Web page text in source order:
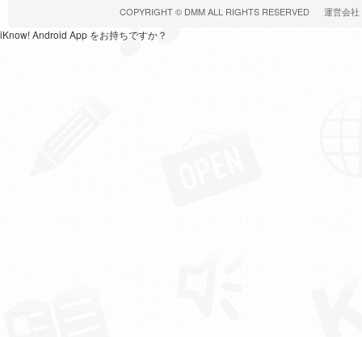
COPYRIGHT © DMMALL RIGHTS RESERVED 運営会社
iKnow! Android App をお持ちですか？